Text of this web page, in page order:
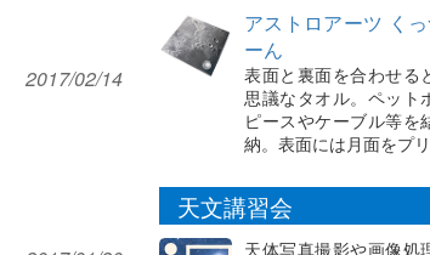
2017/02/14
アストロアーツ く
ーん
表面と裏面を合わせる
思議なタオル。ペット
ピースやケーブル等を
納。表面には月面をプリ
天文講習会
天体写真撮影や画像処